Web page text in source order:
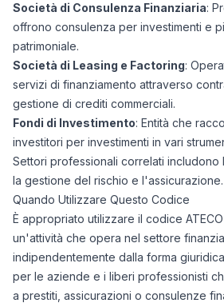
Società di Consulenza Finanziaria:
offrono consulenza per investimenti e
patrimoniale.
Società di Leasing e Factoring:
servizi di finanziamento attraverso
gestione di crediti commerciali.
Fondi di Investimento: Entità che
investitori per investimenti in vari
Settori professionali correlati includono
la gestione del rischio e l'assicurazione.
Quando Utilizzare Questo Codice
È appropriato utilizzare il codice
un'attività che opera nel settore
indipendentemente dalla forma
per le aziende e i liberi professionisti
a prestiti, assicurazioni o consulenze